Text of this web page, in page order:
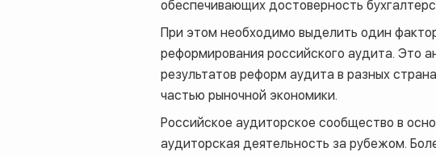
обеспечивающих достоверность
При этом необходимо выделить один
реформирования российского аудита. Это
результатов реформ аудита в разных
частью рыночной экономики.
Российское аудиторское сообщество в
аудиторская деятельность за рубежом.